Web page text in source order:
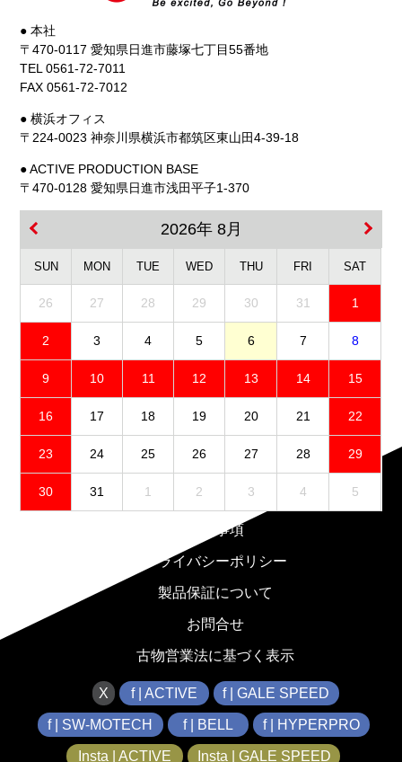
● 本社
〒470-0117 愛知県日進市藤塚七丁目55番地
TEL 0561-72-7011
FAX 0561-72-7012
● 横浜オフィス
〒224-0023 神奈川県横浜市都筑区東山田4-39-18
● ACTIVE PRODUCTION BASE
〒470-0128 愛知県日進市浅田平子1-370
2026年 8月
SUN MON TUE WED THU FRI SAT
26 27 28 29 30 31 1
2 3 4 5 6 7 8
9 10 11 12 13 14 15
16 17 18 19 20 21 22
23 24 25 26 27 28 29
30 31 1 2 3 4 5
免責事項
プライバシーポリシー
製品保証について
お問合せ
古物営業法に基づく表示
X f | ACTIVE f | GALE SPEED
f | SW-MOTECH f | BELL f | HYPERPRO
Insta | ACTIVE Insta | GALE SPEED